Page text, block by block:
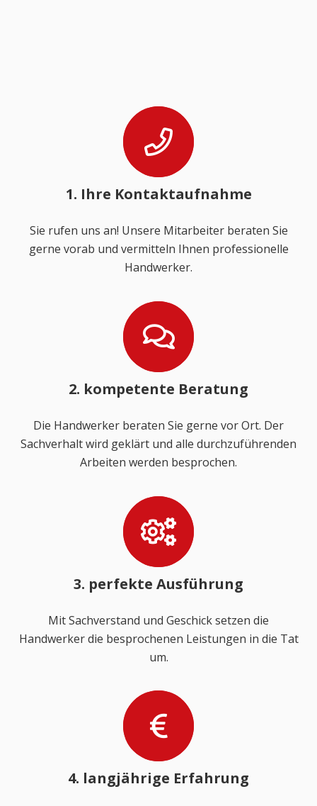
1. Ihre Kontaktaufnahme
Sie rufen uns an! Unsere Mitarbeiter beraten Sie
gerne vorab und vermitteln Ihnen professionelle
Handwerker.
2. kompetente Beratung
Die Handwerker beraten Sie gerne vor Ort. Der
Sachverhalt wird geklärt und alle durchzuführenden
Arbeiten werden besprochen.
3. perfekte Ausführung
Mit Sachverstand und Geschick setzen die
Handwerker die besprochenen Leistungen in die Tat
um.
4. langjährige Erfahrung